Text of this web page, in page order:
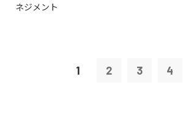
ネジメント
1 2 3 4